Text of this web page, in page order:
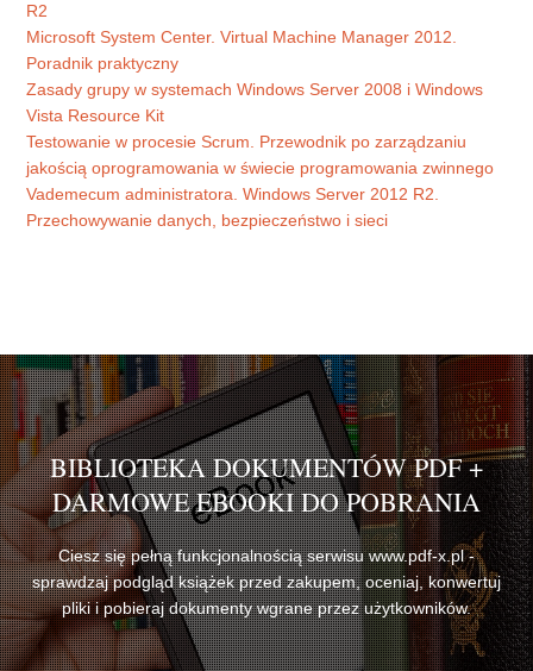
R2
Microsoft System Center. Virtual Machine Manager 2012.
Poradnik praktyczny
Zasady grupy w systemach Windows Server 2008 i Windows
Vista Resource Kit
Testowanie w procesie Scrum. Przewodnik po zarządzaniu
jakością oprogramowania w świecie programowania zwinnego
Vademecum administratora. Windows Server 2012 R2.
Przechowywanie danych, bezpieczeństwo i sieci
BIBLIOTEKA DOKUMENTÓW PDF +
DARMOWE EBOOKI DO POBRANIA
Ciesz się pełną funkcjonalnością serwisu www.pdf-x.pl -
sprawdzaj podgląd książek przed zakupem, oceniaj, konwertuj
pliki i pobieraj dokumenty wgrane przez użytkowników.